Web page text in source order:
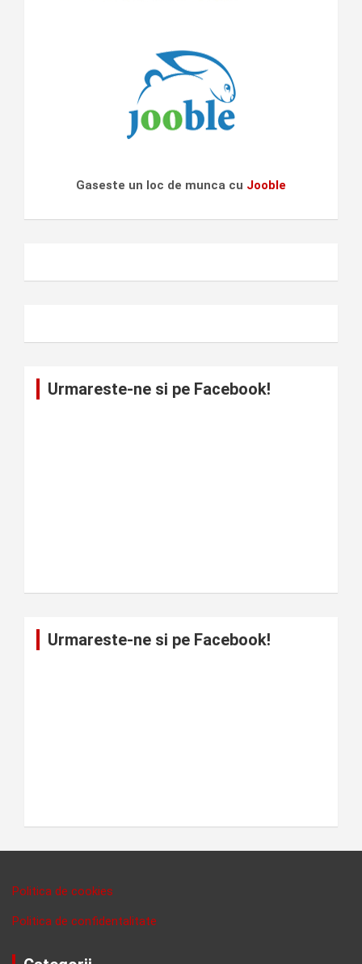
Gaseste un loc de munca cu Jooble
Urmareste-ne si pe Facebook!
Urmareste-ne si pe Facebook!
Politica de cookies
Politica de confidentalitate